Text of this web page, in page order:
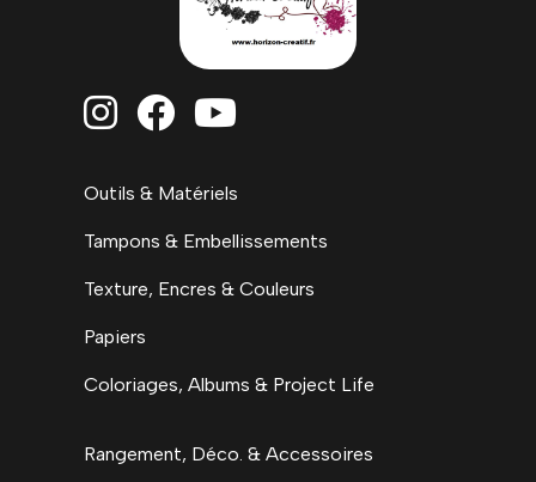
  
Outils & Matériels
Tampons & Embellissements
Texture, Encres & Couleurs
Papiers
Coloriages, Albums & Project Life
Rangement, Déco. & Accessoires